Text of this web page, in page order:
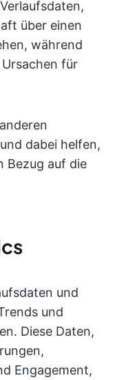
über einen
während
für
dabei helfen,
Bezug auf die
und
und
Diese Daten,
Engagement,